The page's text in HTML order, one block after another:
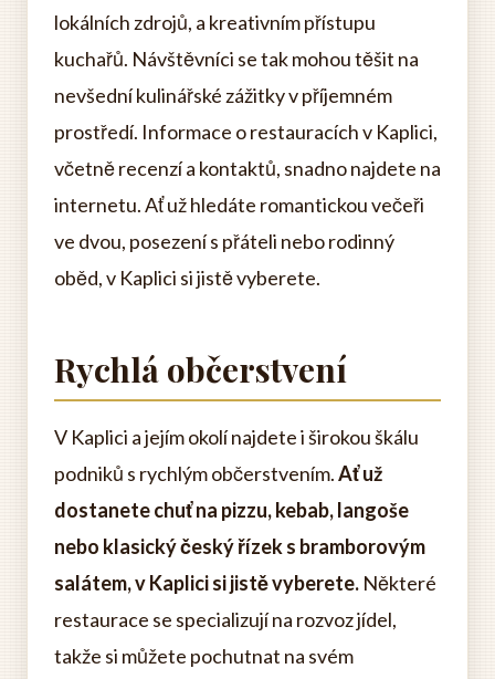
lokálních zdrojů, a kreativním přístupu
kuchařů. Návštěvníci se tak mohou těšit na
nevšední kulinářské zážitky v příjemném
prostředí. Informace o restauracích v Kaplici,
včetně recenzí a kontaktů, snadno najdete na
internetu. Ať už hledáte romantickou večeři
ve dvou, posezení s přáteli nebo rodinný
oběd, v Kaplici si jistě vyberete.
Rychlá občerstvení
V Kaplici a jejím okolí najdete i širokou škálu
podniků s rychlým občerstvením.Ať už
dostanete chuť na pizzu, kebab, langoše
nebo klasický český řízek s bramborovým
salátem, v Kaplici si jistě vyberete. Některé
restaurace se specializují na rozvoz jídel,
takže si můžete pochutnat na svém